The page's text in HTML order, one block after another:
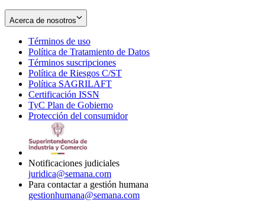
Acerca de nosotros
Términos de uso
in
new
window
Política de Tratamiento de Datos
Términos suscripciones
in
Política de Riesgos C/ST
Política SAGRILAFT
new
window
Certificación ISSN
in
new
TyC Plan de Gobierno
in
Protección del consumidorOpens
Notificaciones judiciales
juridica@semana.com
Para contactar a gestión humana
gestionhumana@semana.com